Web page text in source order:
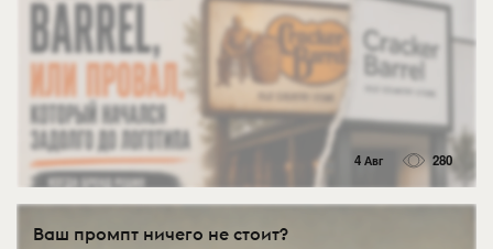
4 Авг 280
Ваш промпт ничего не стоит?